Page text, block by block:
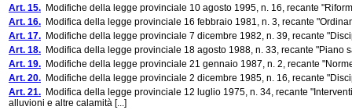
Art. 15. Modifiche della legge provinciale 10 agosto 1995, n. 16, recante
Art. 16. Modifica della legge provinciale 16 febbraio 1981, n. 3, recante
Art. 17. Modifiche della legge provinciale 7 dicembre 1982, n. 39, recante
Art. 18. Modifica della legge provinciale 18 agosto 1988, n. 33, recante "Piano
Art. 19. Modifiche della legge provinciale 21 gennaio 1987, n. 2, recante
Art. 20. Modifiche della legge provinciale 2 dicembre 1985, n. 16, recante
Art. 21. Modifica della legge provinciale 12 luglio 1975, n. 34, recante
alluvioni e altre calamità [...]